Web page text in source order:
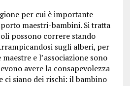
per cui è importante
maestri-bambini. Si tratta
possono correre stando
sugli alberi, per
e l’associazione sono
avere la consapevolezza
ci siano dei rischi: il bambino